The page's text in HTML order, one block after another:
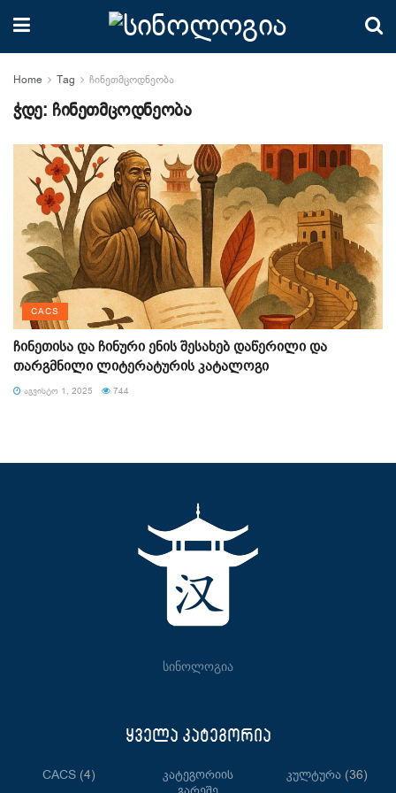
Home Tag ჩინეთმცოდნეობა
ჭდე: ჩინეთმცოდნეობა
CACS
ჩინეთისა და ჩინური ენის შესახებ დაწერილი და
თარგმნილი ლიტერატურის კატალოგი
ᲐᲒᲕᲘᲡᲢᲝ 1, 2025 744
სინოლოგია
ყველა კატეგორია
CACS (4)
Კატეგორიის
Კულტურა (36)